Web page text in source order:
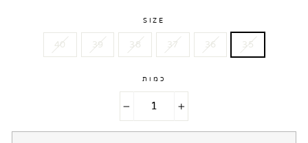
SIZE
35
36
37
38
39
40
כמות
+